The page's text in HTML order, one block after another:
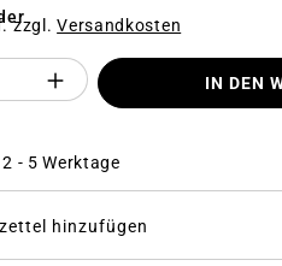
zzgl.Versandkosten
des IN DEN
- 5 Werktage
hinzufügen